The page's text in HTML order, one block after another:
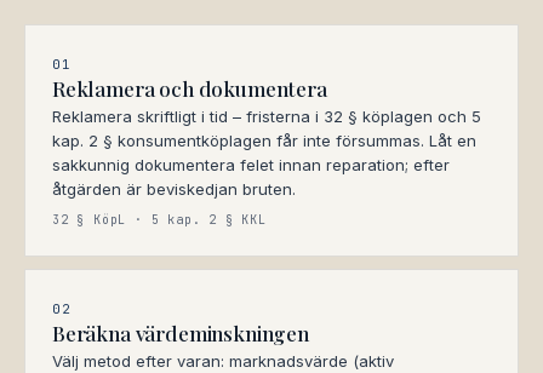
01
Reklamera och dokumentera
Reklamera skriftligt i tid – fristerna i 32 § köplagen och 5
kap. 2 § konsumentköplagen får inte försummas. Låt en
sakkunnig dokumentera felet innan reparation; efter
åtgärden är beviskedjan bruten.
32 § KöpL · 5 kap. 2 § KKL
02
Beräkna värdeminskningen
Välj metod efter varan: marknadsvärde (aktiv